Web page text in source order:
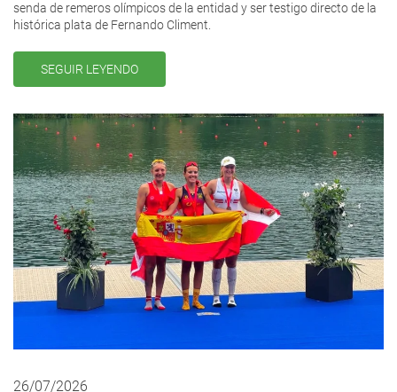
senda de remeros olímpicos de la entidad y ser testigo directo de la
histórica plata de Fernando Climent.
SEGUIR LEYENDO
26/07/2026